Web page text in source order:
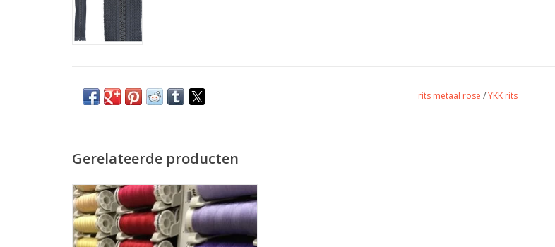
rits metaal rose /YKK rits
Gerelateerde producten
Prijs per stuk.
De allerbeste kwaliteit naaigaren voor uw
naaimachine. Dit garen kan je gebruiken